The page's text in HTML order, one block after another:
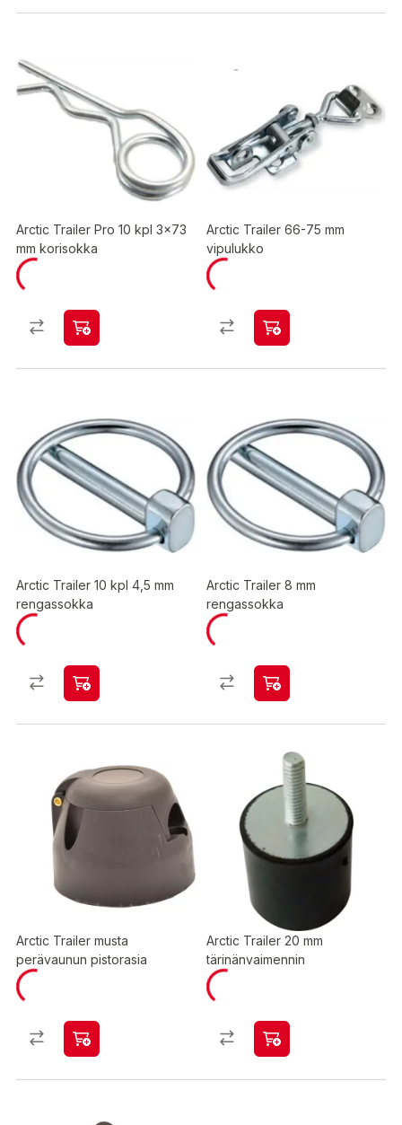
Arctic Trailer Pro 10 kpl 3x73
mm korisokka
Arctic Trailer 66-75 mm
vipulukko
Arctic Trailer 10 kpl 4,5 mm
rengassokka
Arctic Trailer 8 mm
rengassokka
Arctic Trailer musta
perävaunun pistorasia
Arctic Trailer 20 mm
tärinänvaimennin